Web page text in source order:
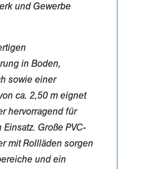
und Gewerbe
in Boden,
sowie einer
ca. 2,50 m eignet
hervorragend für
Große PVC-
mit Rollläden sorgen
und ein